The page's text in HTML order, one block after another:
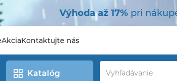
Výhoda až 17% pri
AkciaKontaktujte nás
Katalóg